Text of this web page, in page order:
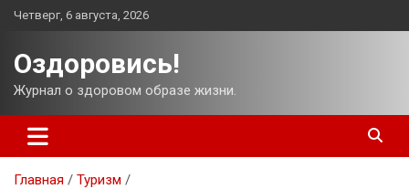
Перейти
Четверг, 6 августа, 2026
Оздоровись!
Журнал о здоровом образе жизни.
Главная
Туризм